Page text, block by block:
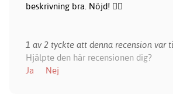
beskrivning bra. Nöjd! 👍🏻
1 av 2 tyckte att denna recension var
Hjälpte den här recensionen dig?
Ja
Nej